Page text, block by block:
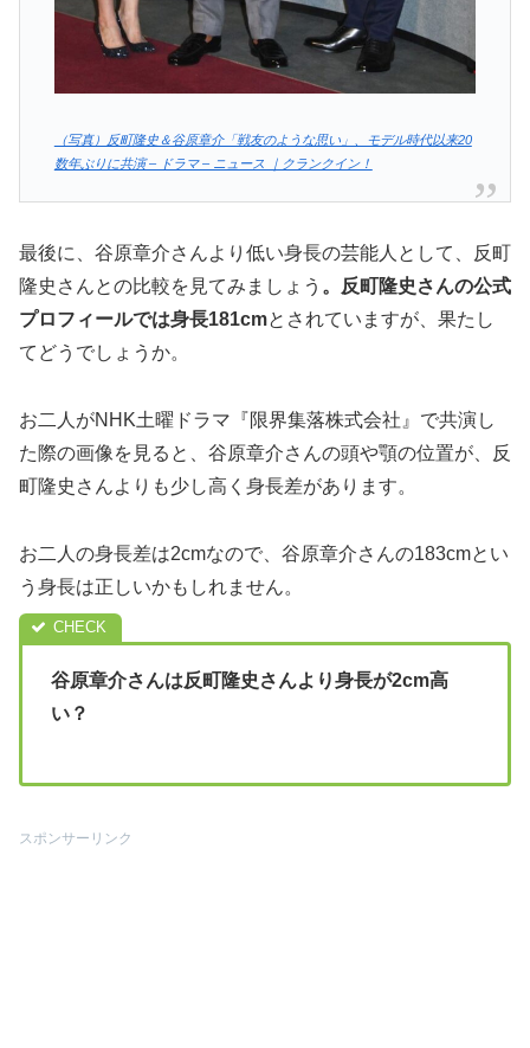
（写真）反町隆史＆谷原章介「戦友のような思い」、モデル時代以来20
数年ぶりに共演 – ドラマ – ニュース ｜クランクイン！
最後に、谷原章介さんより低い身長の芸能人として、反町
隆史さんとの比較を見てみましょう 。反町隆史さんの公式
プロフィールでは身長181cmとされていますが、果たし
てどうでしょうか。
お二人がNHK土曜ドラマ『限界集落株式会社』で共演し
た際の画像を見ると、谷原章介さんの頭や顎の位置が、反
町隆史さんよりも少し高く身長差があります。
お二人の身長差は2cmなので、谷原章介さんの183cmとい
う身長は正しいかもしれません。
谷原章介さんは反町隆史さんより身長が2cm高
い？
スポンサーリンク